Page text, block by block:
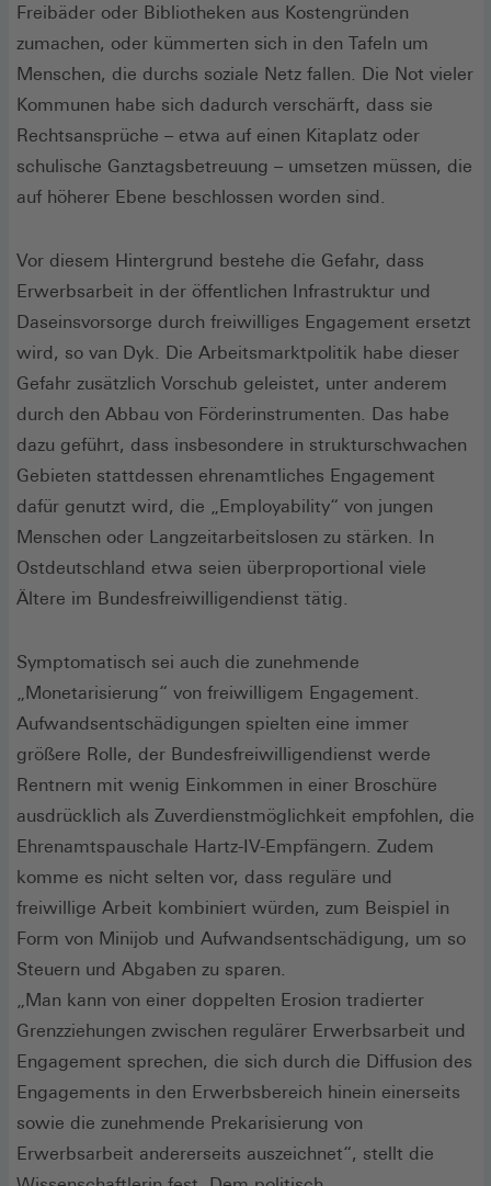
Freibäder oder Bibliotheken aus Kostengründen
zumachen, oder kümmerten sich in den Tafeln um
Menschen, die durchs soziale Netz fallen. Die Not vieler
Kommunen habe sich dadurch verschärft, dass sie
Rechtsansprüche – etwa auf einen Kitaplatz oder
schulische Ganztagsbetreuung – umsetzen müssen, die
auf höherer Ebene beschlossen worden sind.
Vor diesem Hintergrund bestehe die Gefahr, dass
Erwerbsarbeit in der öffentlichen Infrastruktur und
Daseinsvorsorge durch freiwilliges Engagement ersetzt
wird, so van Dyk. Die Arbeitsmarktpolitik habe dieser
Gefahr zusätzlich Vorschub geleistet, unter anderem
durch den Abbau von Förderinstrumenten. Das habe
dazu geführt, dass insbesondere in strukturschwachen
Gebieten stattdessen ehrenamtliches Engagement
dafür genutzt wird, die „Employability“ von jungen
Menschen oder Langzeitarbeitslosen zu stärken. In
Ostdeutschland etwa seien überproportional viele
Ältere im Bundesfreiwilligendienst tätig.
Symptomatisch sei auch die zunehmende
„Monetarisierung“ von freiwilligem Engagement.
Aufwandsentschädigungen spielten eine immer
größere Rolle, der Bundesfreiwilligendienst werde
Rentnern mit wenig Einkommen in einer Broschüre
ausdrücklich als Zuverdienstmöglichkeit empfohlen, die
Ehrenamtspauschale Hartz-IV-Empfängern. Zudem
komme es nicht selten vor, dass reguläre und
freiwillige Arbeit kombiniert würden, zum Beispiel in
Form von Minijob und Aufwandsentschädigung, um so
Steuern und Abgaben zu sparen.
„Man kann von einer doppelten Erosion tradierter
Grenzziehungen zwischen regulärer Erwerbsarbeit und
Engagement sprechen, die sich durch die Diffusion des
Engagements in den Erwerbsbereich hinein einerseits
sowie die zunehmende Prekarisierung von
Erwerbsarbeit andererseits auszeichnet“, stellt die